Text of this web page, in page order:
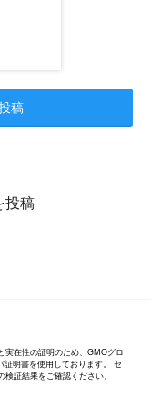
稿
投稿
実在性の証明のため、GMOグロ
証明書を使用しております。 セ
証結果をご確認ください。